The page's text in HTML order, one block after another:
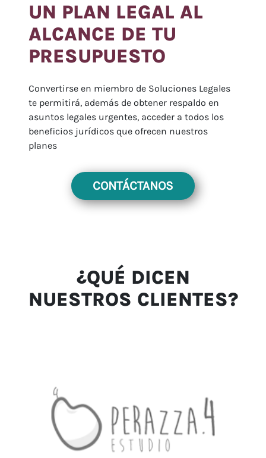
UN PLAN LEGAL AL
ALCANCE DE TU
PRESUPUESTO
Convertirse en miembro de Soluciones Legales
te permitirá, además de obtener respaldo en
asuntos legales urgentes, acceder a todos los
beneficios jurídicos que ofrecen nuestros
planes
CONTÁCTANOS
¿QUÉ DICEN
NUESTROS CLIENTES?